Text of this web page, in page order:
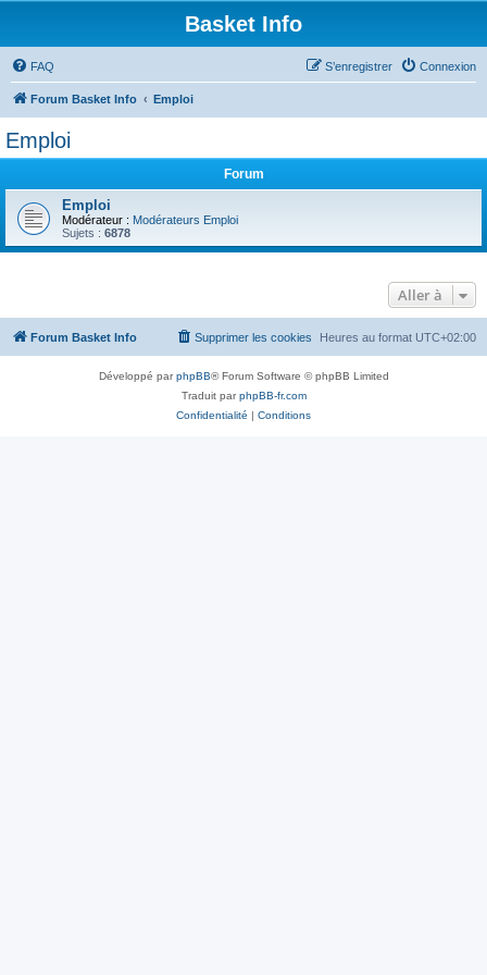
Basket Info
FAQ Connexion
S’enregistrer
Forum Basket Info Emploi
Emploi
Forum
Emploi
Modérateur : Modérateurs Emploi
Sujets : 6878
Aller à
Forum Basket Info Heures au format UTC+02:00
Supprimer les cookies
Développé parphpBB® Forum Software © phpBB Limited
Traduit parphpBB-fr.com
Confidentialité | Conditions